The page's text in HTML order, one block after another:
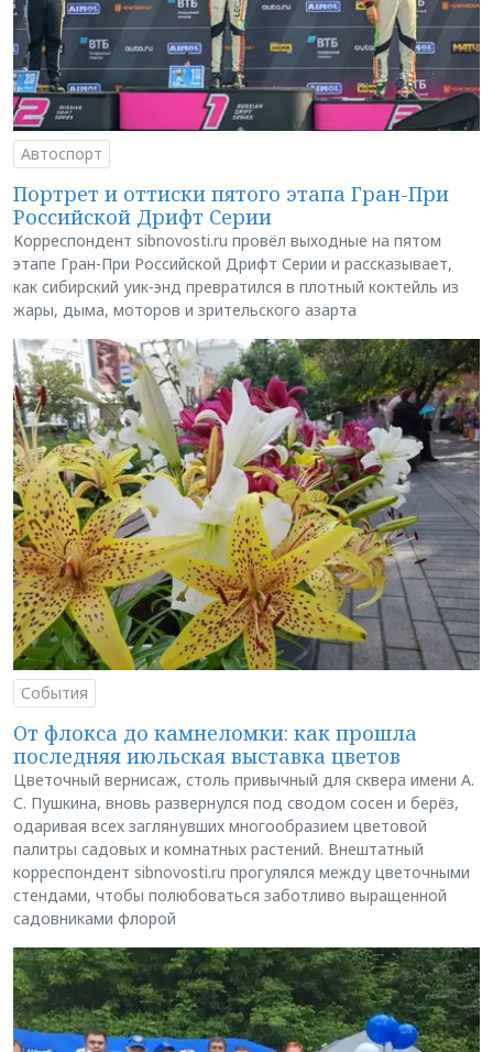
Автоспорт
Портрет и оттиски пятого этапа Гран-При
Российской Дрифт Серии
Корреспондент sibnovosti.ru провёл выходные на пятом
этапе Гран-При Российской Дрифт Серии и рассказывает,
как сибирский уик-энд превратился в плотный коктейль из
жары, дыма, моторов и зрительского азарта
События
От флокса до камнеломки: как прошла
последняя июльская выставка цветов
Цветочный вернисаж, столь привычный для сквера имени А.
С. Пушкина, вновь развернулся под сводом сосен и берёз,
одаривая всех заглянувших многообразием цветовой
палитры садовых и комнатных растений. Внештатный
корреспондент sibnovosti.ru прогулялся между цветочными
стендами, чтобы полюбоваться заботливо выращенной
садовниками флорой